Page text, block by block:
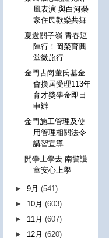
風表演 與白河榮
家住民歡樂共舞
夏遊關子嶺 青春逗
陣行！岡榮育興
堂微旅行
金門古崗董氏基金
會換屆受理113年
育才獎學金即日
申辦
金門施工管理及使
用管理相關法令
講習宣導
開學上學去 南警護
童安心上學
►9月(541)
► 10月(603)
► 11月(607)
► 12月(620)